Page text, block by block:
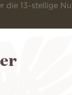
13-stellige